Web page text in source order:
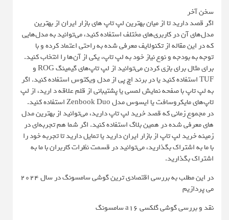
سخن آخر
اگر قصد دارید تا از میان بهترین لپ تاپ های بازار ایران از بهترین
مدل‌های آن در کاربری‌های مختلف استفاده کنید، می‌توانید به مدل‌هایی
که در این مقاله از تکنولایف معرفی شده به راحتی اعتماد کرده و با
توجه به بودجه و نوع نیاز خود به لپ تاپ، یکی از آن‌ها را انتخاب کنید.
برای مثال برای بازی کردن می‌توانید از لپ تاپ‌های گیمینگ ROG و
TUF استفاده کنید یا در برند اچ پی از مدل ویکتوس استفاده کنید. اگر
به لپ تاپ با صفحه نمایش لمسی یا پشتیبانی از قلم علاقه د ارید، از لپ
تاپ‌های مایکروسافت یا ایسوس مدل Zenbook Duo استفاده کنید.
در مجموع زمانی که قصد خرید لپ تاپ دارید، می‌توانید از بهترین مدل
های معرفی شده در همین بلاگ استفاده کنید. اگر شما هم تجربه‌ای در
زمینه خرید لپ تاپ از بازار ایران دارید یا تمایل دارید تا تجربه خود را
با ما به اشتراک بگذارید، می‌توانید در قسمت نظرات کاربران با ما به
اشتراک بگذارید.
در این مطلب به بررسی اقتصادی ترین گوشی سامسونگ در سال ۲۰۲۴
می پردازیم
نقد و بررسی گوشی گلکسی a16 سامسونگ